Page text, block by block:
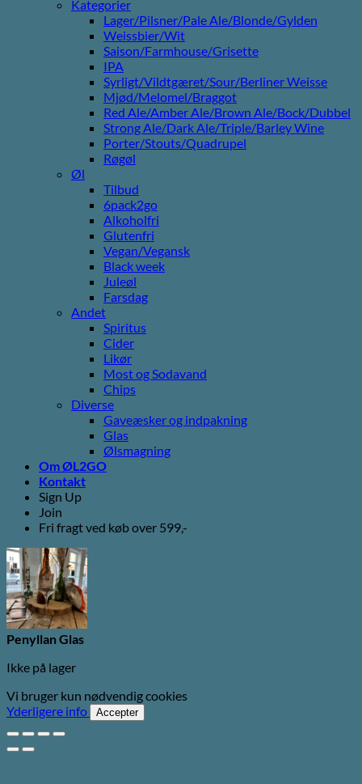
Kategorier
Lager/Pilsner/Pale Ale/Blonde/Gylden
Weissbier/Wit
Saison/Farmhouse/Grisette
IPA
Syrligt/Vildtgæret/Sour/Berliner Weisse
Mjød/Melomel/Braggot
Red Ale/Amber Ale/Brown Ale/Bock/Dubbel
Strong Ale/Dark Ale/Triple/Barley Wine
Porter/Stouts/Quadrupel
Røgøl
Øl
Tilbud
6pack2go
Alkoholfri
Glutenfri
Vegan/Vegansk
Black week
Juleøl
Farsdag
Andet
Spiritus
Cider
Likør
Most og Sodavand
Chips
Diverse
Gaveæsker og indpakning
Glas
Ølsmagning
Om ØL2GO
Kontakt
Sign Up
Join
Fri fragt ved køb over 599,-
Penyllan Glas
Ikke på lager
Vi bruger kun nødvendig cookies
Yderligere info
Accepter